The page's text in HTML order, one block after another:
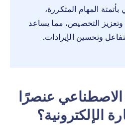
المهام المتكررة،
وتعزيز التخصيص، مما يساعد
وتحسين الإيرادات.
الاصطناعي عنصرًا
الإلكترونية؟